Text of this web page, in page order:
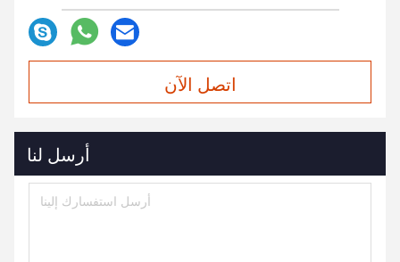
اتصل الآن
أرسل لنا